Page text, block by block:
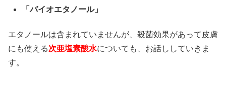
「バイオエタノール」
エタノールは含まれていませんが、殺菌効果があって皮膚
にも使える次亜塩素酸水についても、お話ししていきま
す。